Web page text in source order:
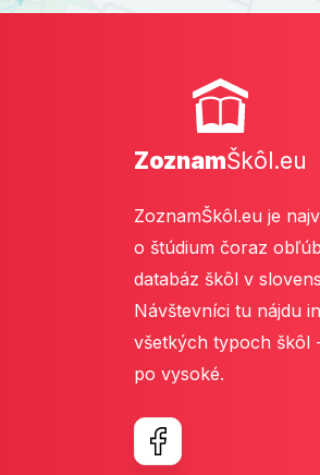
ZoznamŠkôl.eu
ZoznamŠkôl.eu je
o štúdium čoraz
databáz škôl v
Návštevníci tu nájdu
všetkých typoch škôl
po vysoké.